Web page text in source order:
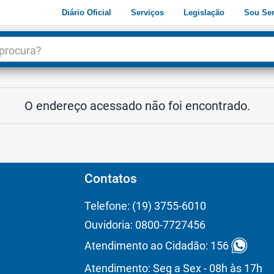
Diário Oficial Serviços Legislação Sou
O endereço acessado não foi encontrado.
Contatos
Telefone: (19) 3755-6010
Ouvidoria: 0800-7727456
Atendimento ao Cidadão: 156
Atendimento: Seg a Sex - 08h às 17h